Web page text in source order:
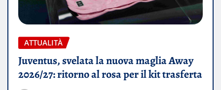
ATTUALITÀ
Juventus, svelata la nuova maglia Away
2026/27: ritorno al rosa per il kit trasferta